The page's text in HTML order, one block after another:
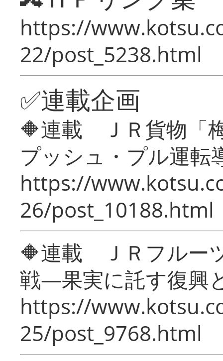
https://
22/post_5238.html
✅連載企画
🔶連載 ＪＲ貨物「
プッシュ・プル運転
https://
26/post_10188.html
🔶連載 ＪＲフルー
戦―果実に託す復興
https://
25/post_9768.html